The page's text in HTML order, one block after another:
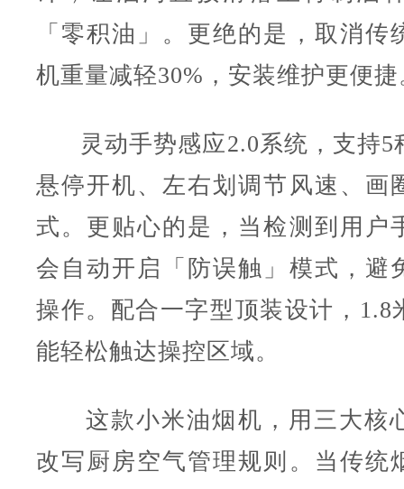
「零积油」。更绝的是，取消传
机重量减轻30%，安装维护更便捷
灵动手势感应2.0系统，支持5
悬停开机、左右划调节风速、画
式。更贴心的是，当检测到用户
会自动开启「防误触」模式，避
操作。配合一字型顶装设计，1.8
能轻松触达操控区域。
这款小米油烟机，用三大核
改写厨房空气管理规则。当传统